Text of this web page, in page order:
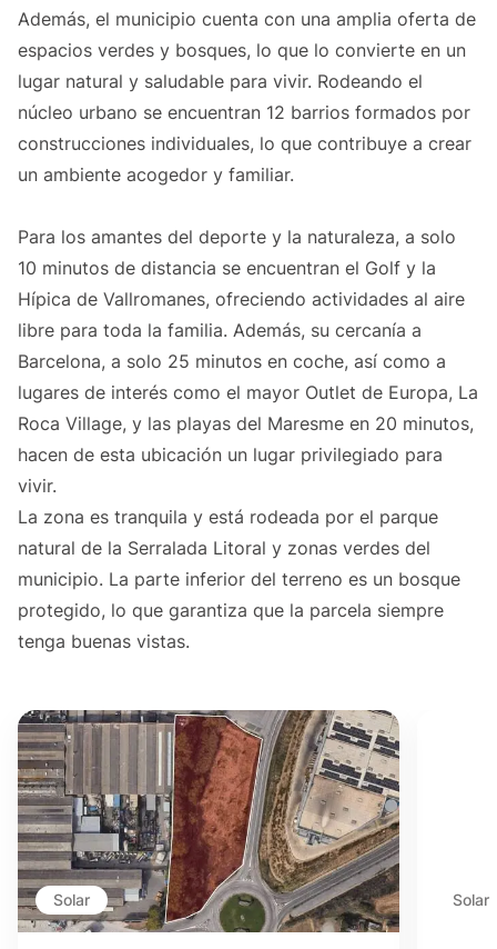
Además, el municipio cuenta con una amplia oferta de
espacios verdes y bosques, lo que lo convierte en un
lugar natural y saludable para vivir. Rodeando el
núcleo urbano se encuentran 12 barrios formados por
construcciones individuales, lo que contribuye a crear
un ambiente acogedor y familiar.
Para los amantes del deporte y la naturaleza, a solo
10 minutos de distancia se encuentran el Golf y la
Hípica de Vallromanes, ofreciendo actividades al aire
libre para toda la familia. Además, su cercanía a
Barcelona, a solo 25 minutos en coche, así como a
lugares de interés como el mayor Outlet de Europa, La
Roca Village, y las playas del Maresme en 20 minutos,
hacen de esta ubicación un lugar privilegiado para
vivir.
La zona es tranquila y está rodeada por el parque
natural de la Serralada Litoral y zonas verdes del
municipio. La parte inferior del terreno es un bosque
protegido, lo que garantiza que la parcela siempre
tenga buenas vistas.
Solar Solar